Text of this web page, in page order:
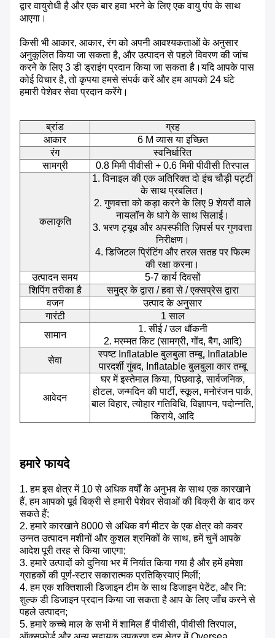
द्वार वायुरोधी है और एक बार हवा भरने के लिए एक वायु पंप के साथ
आएगा।
किसी भी आकार, आकार, रंग को अपनी आवश्यकताओं के अनुसार
अनुकूलित किया जा सकता है, और उत्पादन से पहले विवरण की जांच
करने के लिए 3 डी ड्राइंग प्रदान किया जा सकता है।यदि आपके पास
कोई विचार है, तो कृपया हमसे संपर्क करें और हम आपको 24 घंटे
हमारी पेशेवर सेवा प्रदान करेंगे।
ब्रांड
ग्रह
आकार
6 M व्यास या इच्छित
रंग
स्वनिर्धारित
सामग्री
0.8 मिमी पीवीसी + 0.6 मिमी पीवीसी तिरपाल
कलाकृति
1. विनाइल की एक अतिरिक्त दो इंच चौड़ी पट्टी
के साथ प्रबलित।
2. गुणवत्ता को कड़ा करने के लिए 9 शेयरों वाले
नायलॉन के धागे के साथ सिलाई।
3. भरण ट्यूब और अपस्फीति ज़िपर्स पर गुणवत्ता
निरीक्षण।
4. डिजिटल प्रिंटिंग और तरल सतह पर फिल्म
की रक्षा करना।
उत्पादन समय
5-7 कार्य दिवसों
शिपिंग तरीका है
समुद्र के द्वारा / हवा से / एक्सप्रेस द्वारा
वजन
उत्पाद के अनुसार
गारंटी
1 साल
सामान
1. सीई / उल धौंकनी
2. मरम्मत किट (सामग्री, गोंद, बैग, आदि)
सेवा
स्पष्ट Inflatable बुलबुला तम्बू, Inflatable
पारदर्शी गुंबद, Inflatable बुलबुला कार तम्बू
आवेदन
घर में इस्तेमाल किया, पिछवाड़े, सार्वजनिक,
होटल, जन्मदिन की पार्टी, स्कूल, मनोरंजन पार्क,
बाल विहार, त्योहार गतिविधि, विज्ञापन, पदोन्नति,
किराये, आदि
हमारे फायदे
1. हम इस क्षेत्र में 10 से अधिक वर्षों के अनुभव के साथ एक कारखाने
हैं, हम आपको पूर्व बिक्री से हमारी पेशेवर सेवाओं की बिक्री के बाद कर
सकते हैं;
2. हमारे कारखाने 8000 से अधिक वर्ग मीटर के एक क्षेत्र को कवर
उन्नत उत्पादन मशीनों और कुशल श्रमिकों के साथ, हमें चुनें आपके
आदेश पूरी तरह से किया जाएगा;
3. हमारे उत्पादों को दुनिया भर में निर्यात किया गया है और हमें हमेशा
ग्राहकों की पूर्ण-स्टार सकारात्मक प्रतिक्रियाएं मिलीं;
4. हम एक शक्तिशाली डिजाइन टीम के साथ डिजाइन पेटेंट, और नि:
शुल्क डी डिजाइन प्रदान किया जा सकता है आप के लिए जाँच करने से
पहले उत्पादन;
5. हमारे कच्चे माल के सभी में शामिल हैं पीवीसी, पीवीसी तिरपाल,